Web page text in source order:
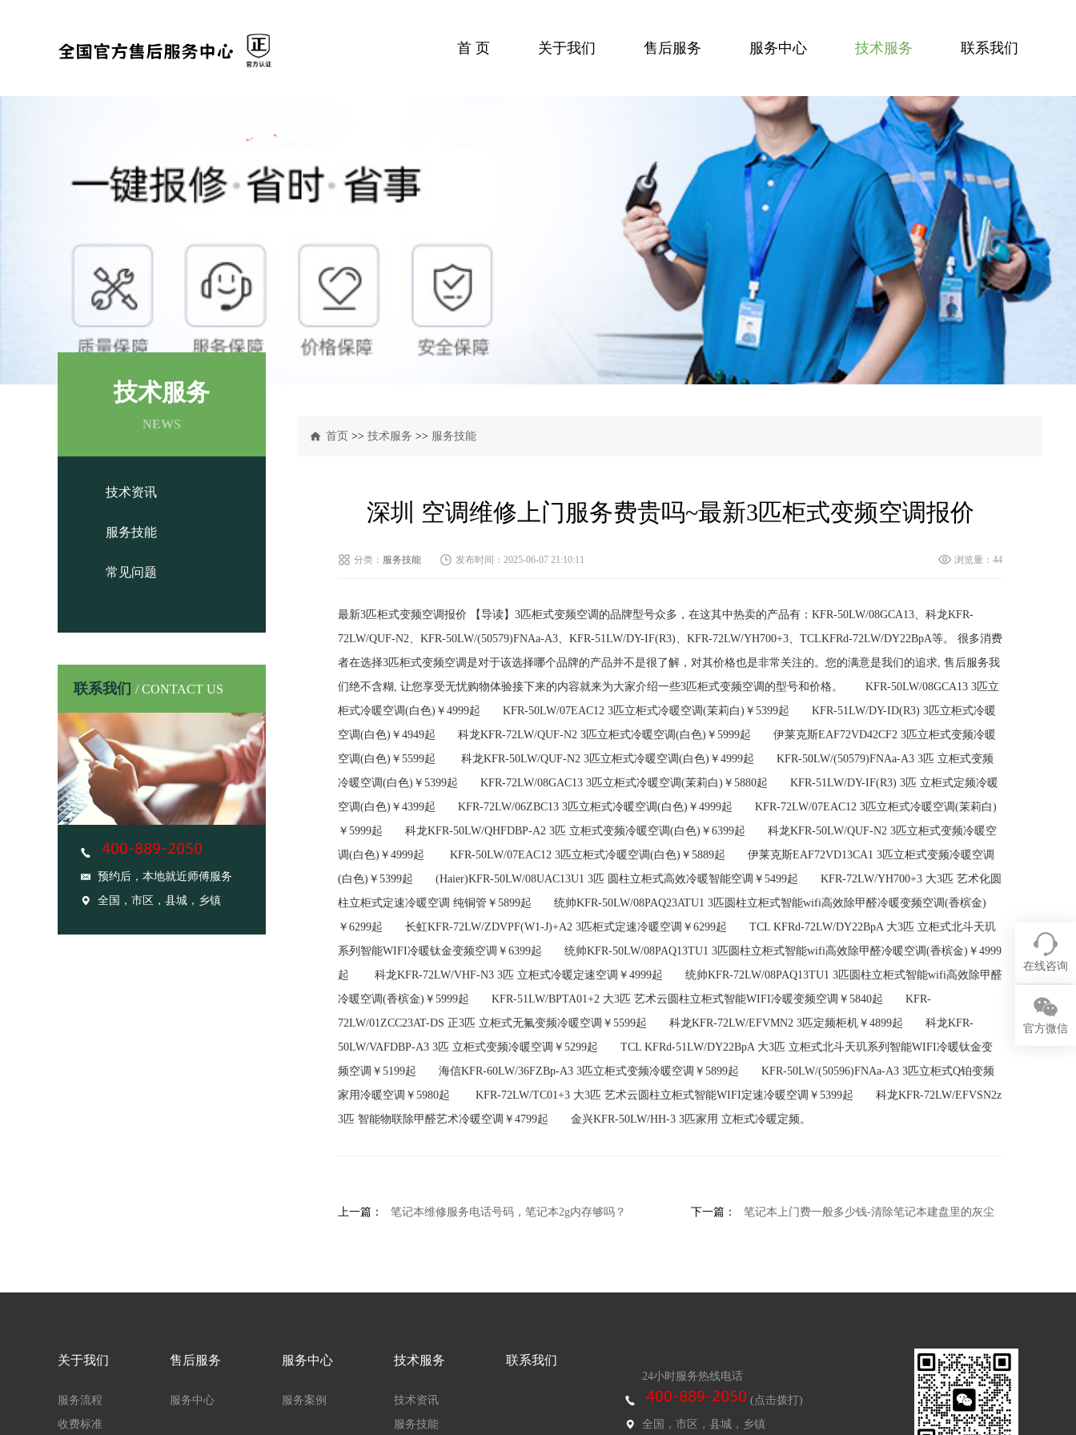
首 页 关于我们 售后服务 服务中心 技术服务 联系我们
技术服务
NEWS
技术资讯
服务技能
常见问题
联系我们 / CONTACT US
预约后，本地就近师傅服务
全国，市区，县城，乡镇
首页 >> 技术服务 >> 服务技能
深圳 空调维修上门服务费贵吗~最新3匹柜式变频空调报价
分类： 服务技能 发布时间：2025-06-07 21:10:11 浏览量：44
最新3匹柜式变频空调报价 【导读】3匹柜式变频空调的品牌型号众多，在这其中热卖的产品有：KFR-50LW/08GCA13、科龙KFR-
72LW/QUF-N2、KFR-50LW/(50579)FNAa-A3、KFR-51LW/DY-IF(R3)、KFR-72LW/YH700+3、TCLKFRd-72LW/DY22BpA等。 很多消费
者在选择3匹柜式变频空调是对于该选择哪个品牌的产品并不是很了解，对其价格也是非常关注的。您的满意是我们的追求, 售后服务我
们绝不含糊, 让您享受无忧购物体验接下来的内容就来为大家介绍一些3匹柜式变频空调的型号和价格。 KFR-50LW/08GCA13 3匹立
柜式冷暖空调(白色)￥4999起 KFR-50LW/07EAC12 3匹立柜式冷暖空调(茉莉白)￥5399起 KFR-51LW/DY-ID(R3) 3匹立柜式冷暖
空调(白色)￥4949起 科龙KFR-72LW/QUF-N2 3匹立柜式冷暖空调(白色)￥5999起 伊莱克斯EAF72VD42CF2 3匹立柜式变频冷暖
空调(白色)￥5599起 科龙KFR-50LW/QUF-N2 3匹立柜式冷暖空调(白色)￥4999起 KFR-50LW/(50579)FNAa-A3 3匹 立柜式变频
冷暖空调(白色)￥5399起 KFR-72LW/08GAC13 3匹立柜式冷暖空调(茉莉白)￥5880起 KFR-51LW/DY-IF(R3) 3匹 立柜式定频冷暖
空调(白色)￥4399起 KFR-72LW/06ZBC13 3匹立柜式冷暖空调(白色)￥4999起 KFR-72LW/07EAC12 3匹立柜式冷暖空调(茉莉白)
￥5999起 科龙KFR-50LW/QHFDBP-A2 3匹 立柜式变频冷暖空调(白色)￥6399起 科龙KFR-50LW/QUF-N2 3匹立柜式变频冷暖空
调(白色)￥4999起 KFR-50LW/07EAC12 3匹立柜式冷暖空调(白色)￥5889起 伊莱克斯EAF72VD13CA1 3匹立柜式变频冷暖空调
(白色)￥5399起 (Haier)KFR-50LW/08UAC13U1 3匹 圆柱立柜式高效冷暖智能空调￥5499起 KFR-72LW/YH700+3 大3匹 艺术化圆
柱立柜式定速冷暖空调 纯铜管￥5899起 统帅KFR-50LW/08PAQ23ATU1 3匹圆柱立柜式智能wifi高效除甲醛冷暖变频空调(香槟金)
￥6299起 长虹KFR-72LW/ZDVPF(W1-J)+A2 3匹柜式定速冷暖空调￥6299起 TCL KFRd-72LW/DY22BpA 大3匹 立柜式北斗天玑
系列智能WIFI冷暖钛金变频空调￥6399起 统帅KFR-50LW/08PAQ13TU1 3匹圆柱立柜式智能wifi高效除甲醛冷暖空调(香槟金)￥4999
起 科龙KFR-72LW/VHF-N3 3匹 立柜式冷暖定速空调￥4999起 统帅KFR-72LW/08PAQ13TU1 3匹圆柱立柜式智能wifi高效除甲醛
冷暖空调(香槟金)￥5999起 KFR-51LW/BPTA01+2 大3匹 艺术云圆柱立柜式智能WIFI冷暖变频空调￥5840起 KFR-
72LW/01ZCC23AT-DS 正3匹 立柜式无氟变频冷暖空调￥5599起 科龙KFR-72LW/EFVMN2 3匹定频柜机￥4899起 科龙KFR-
50LW/VAFDBP-A3 3匹 立柜式变频冷暖空调￥5299起 TCL KFRd-51LW/DY22BpA 大3匹 立柜式北斗天玑系列智能WIFI冷暖钛金变
频空调￥5199起 海信KFR-60LW/36FZBp-A3 3匹立柜式变频冷暖空调￥5899起 KFR-50LW/(50596)FNAa-A3 3匹立柜式Q铂变频
家用冷暖空调￥5980起 KFR-72LW/TC01+3 大3匹 艺术云圆柱立柜式智能WIFI定速冷暖空调￥5399起 科龙KFR-72LW/EFVSN2z
3匹 智能物联除甲醛艺术冷暖空调￥4799起 金兴KFR-50LW/HH-3 3匹家用 立柜式冷暖定频。
上一篇： 笔记本维修服务电话号码，笔记本2g内存够吗？ 下一篇： 笔记本上门费一般多少钱-清除笔记本建盘里的灰尘
关于我们
服务流程
收费标准
售后服务
服务中心
服务中心
服务案例
技术服务
技术资讯
服务技能
联系我们
24小时服务热线电话
(点击拨打)
全国，市区，县城，乡镇
在线咨询
官方微信